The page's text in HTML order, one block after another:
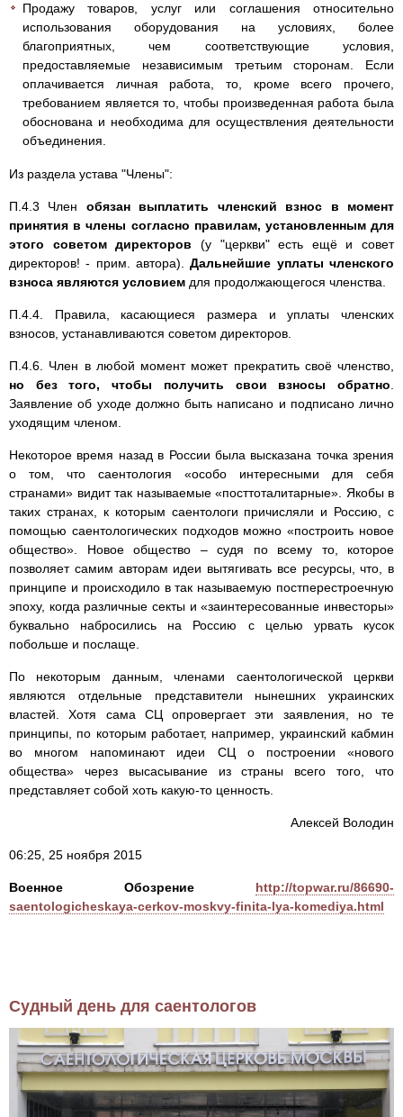
Продажу товаров, услуг или соглашения относительно
использования оборудования на условиях, более
благоприятных, чем соответствующие условия,
предоставляемые независимым третьим сторонам. Если
оплачивается личная работа, то, кроме всего прочего,
требованием является то, чтобы произведенная работа была
обоснована и необходима для осуществления деятельности
объединения.
Из раздела устава "Члены":
П.4.3 Член обязан выплатить членский взнос в момент
принятия в члены согласно правилам, установленным для
этого советом директоров (у "церкви" есть ещё и совет
директоров! - прим. автора).Дальнейшие уплаты членского
взноса являются условием для продолжающегося членства.
П.4.4. Правила, касающиеся размера и уплаты членских
взносов, устанавливаются советом директоров.
П.4.6. Член в любой момент может прекратить своё членство,
но без того, чтобы получить свои взносы обратно
Заявление об уходе должно быть написано и подписано лично
уходящим членом.
Некоторое время назад в России была высказана точка зрения
о том, что саентология «особо интересными для себя
странами» видит так называемые «посттоталитарные». Якобы в
таких странах, к которым саентологи причисляли и Россию, с
помощью саентологических подходов можно «построить новое
общество». Новое общество – судя по всему то, которое
позволяет самим авторам идеи вытягивать все ресурсы, что, в
принципе и происходило в так называемую постперестроечную
эпоху, когда различные секты и «заинтересованные инвесторы»
буквально набросились на Россию с целью урвать кусок
побольше и послаще.
По некоторым данным, членами саентологической церкви
являются отдельные представители нынешних украинских
властей. Хотя сама СЦ опровергает эти заявления, но те
принципы, по которым работает, например, украинский кабмин
во многом напоминают идеи СЦ о построении «нового
общества» через высасывание из страны всего того, что
представляет собой хоть какую-то ценность.
Алексей Володин
06:25, 25 ноября 2015
Военное Обозрение
http://topwar.ru/86690-
saentologicheskaya-cerkov-moskvy-finita-lya-komediya.html
Судный день для саентологов